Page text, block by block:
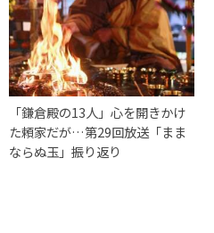
「鎌倉殿の13人」心を開きかけ
た頼家だが…第29回放送「まま
ならぬ玉」振り返り